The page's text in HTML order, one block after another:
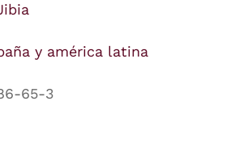
y américa latina
65-3